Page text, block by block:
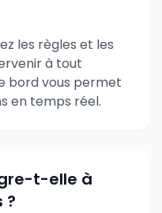
les règles et les
à tout
bord vous permet
en temps réel.
t-elle à
?